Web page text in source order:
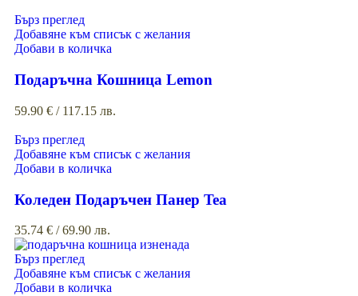
Бърз преглед
Добавяне към списък с желания
Добави в количка
Подаръчна Кошница Lemon
59.90 € / 117.15 лв.
Бърз преглед
Добавяне към списък с желания
Добави в количка
Коледен Подаръчен Панер Tea
35.74 € / 69.90 лв.
Бърз преглед
Добавяне към списък с желания
Добави в количка